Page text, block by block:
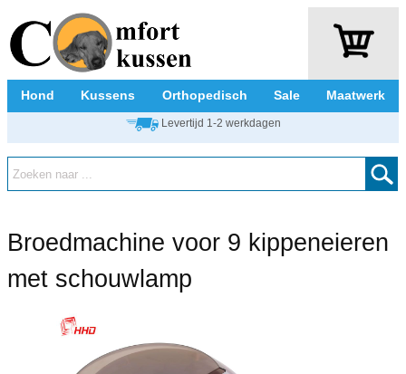
Hond Kussens Orthopedisch Sale Maatwerk
Levertijd 1-2 werkdagen
Broedmachine voor 9 kippeneieren
met schouwlamp